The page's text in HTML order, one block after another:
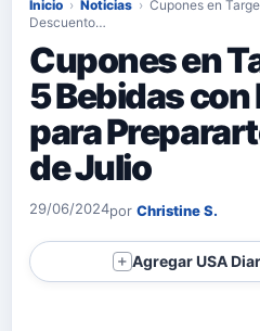
Inicio › Noticias › Cupones en
Descuento…
Cupones en
5 Bebidas
para
de Julio
29/06/2024por Christine S.
＋ Agregar USA